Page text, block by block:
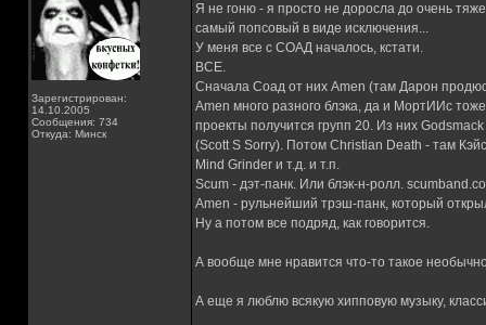
Зарегистрирован:
14.10.2005
Сообщения: 734
Откуда: Минск
Я не гоню - я просто не доросла до очень
самый попсовый в виде исключения...
У меня все с СОАД началось, кстати.
ВСЕ.
Сначала Соад от них Amen (там Дарон
Amen много разного блэка, да и МортИИс
проекты получится групп 20. Из них
(Scott S Sorry). Потом Christian Death - там
Mind Grinder и т.д. и т.п.
Scum - дэт-панк. Или блэк-н-ролл.
Amen - рульнейший трэш-панк, который
Ну а потом все подряд, как говорится.
А вообще мне нравится что-то такое
А еще я люблю всякую хипповую музыку,